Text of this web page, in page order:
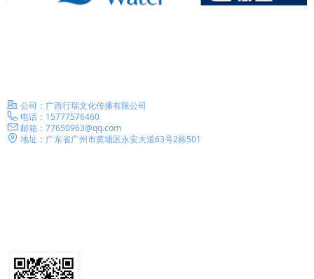
公司： 广西行瑞文化传播有限公司
电话： 15777576460
邮箱： 77650963@qq.com
地址： 广东省广州市黄埔区永安大道63号2栋501